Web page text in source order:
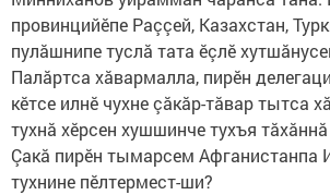
провинцийӗпе Раççей, Казахстан,
пулăшнипе туслă тата ӗçлӗ
Палăртса хăвармалла, пирӗн
кӗтсе илнӗ чухне çăкăр-тăвар тытса
тухнă хӗрсен хушшинче тухъя тăхăннă
Çакă пирӗн тымарсем Афганистанпа
тухнине пӗлтермест-ши?